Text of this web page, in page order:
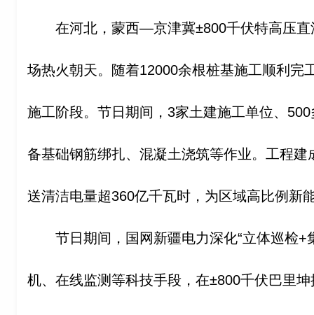
在河北，蒙西—京津冀±800千伏特高压
场热火朝天。随着12000余根桩基施工顺利完
施工阶段。节日期间，3家土建施工单位、
备基础钢筋绑扎、混凝土浇筑等作业。工程
送清洁电量超360亿千瓦时，为区域高比例新
节日期间，国网新疆电力深化“立体巡检+
机、在线监测等科技手段，在±800千伏巴里